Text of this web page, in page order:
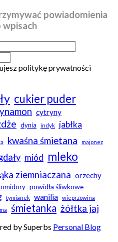
powiadomienia
wpisach
politykę prywatności
cukier puder
cytryny
dynia indyk jabłka
kwaśna śmietana majonez
miód mleko
ziemniaczana orzechy
powidła śliwkowe
tymianek wanilia wieprzowina
śmietanka żółtka jaj
by Superbs Personal Blog